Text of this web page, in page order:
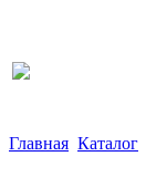
Главная Каталог